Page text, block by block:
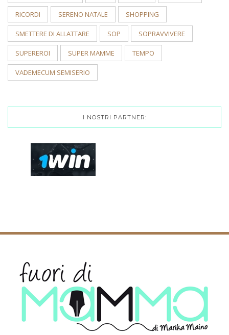
RICORDI SERENO NATALE SHOPPING
SMETTERE DI ALLATTARE SOP SOPRAVVIVERE
SUPEREROI SUPER MAMME TEMPO
VADEMECUM SEMISERIO
I NOSTRI PARTNER: